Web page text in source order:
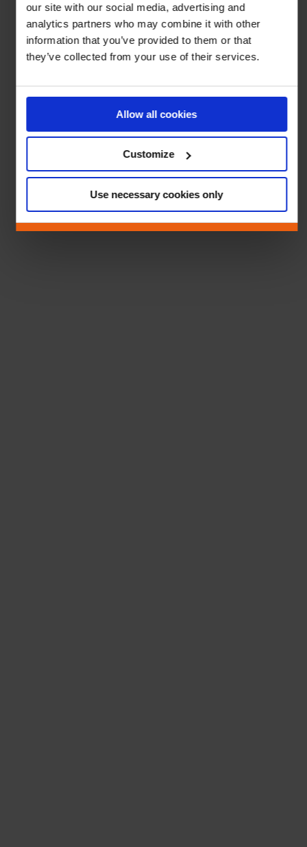
our site with our social media, advertising and
analytics partners who may combine it with other
information that you’ve provided to them or that
they’ve collected from your use of their services.
Allow all cookies
Customize
Use necessary cookies only